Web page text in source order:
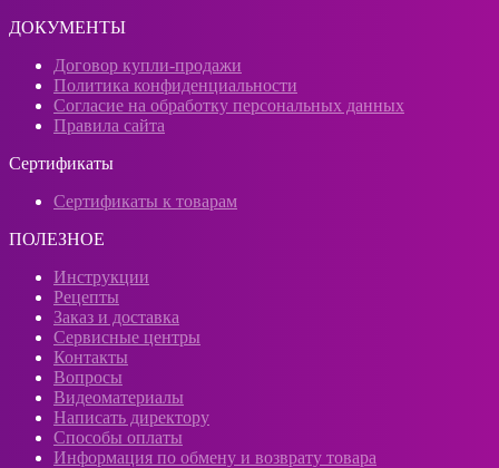
ДОКУМЕНТЫ
Договор купли-продажи
Политика конфиденциальности
Согласие на обработку персональных данных
Правила сайта
Сертификаты
Сертификаты к товарам
ПОЛЕЗНОЕ
Инструкции
Рецепты
Заказ и доставка
Сервисные центры
Контакты
Вопросы
Видеоматериалы
Написать директору
Способы оплаты
Информация по обмену и возврату товара